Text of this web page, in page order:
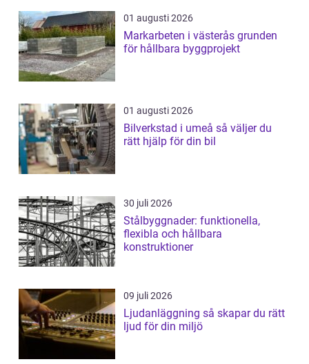
01 augusti 2026
Markarbeten i västerås grunden
för hållbara byggprojekt
01 augusti 2026
Bilverkstad i umeå så väljer du
rätt hjälp för din bil
30 juli 2026
Stålbyggnader: funktionella,
flexibla och hållbara
konstruktioner
09 juli 2026
Ljudanläggning så skapar du rätt
ljud för din miljö